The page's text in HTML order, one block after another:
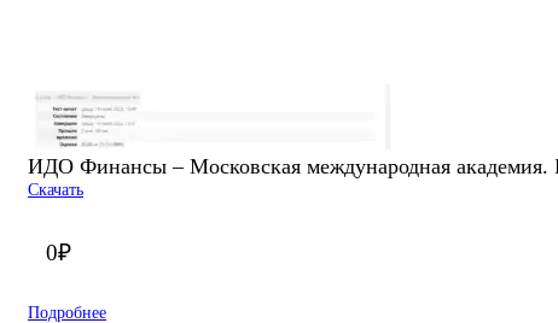
ИДО Финансы – Московская международная академия.
Скачать
0₽
Подробнее